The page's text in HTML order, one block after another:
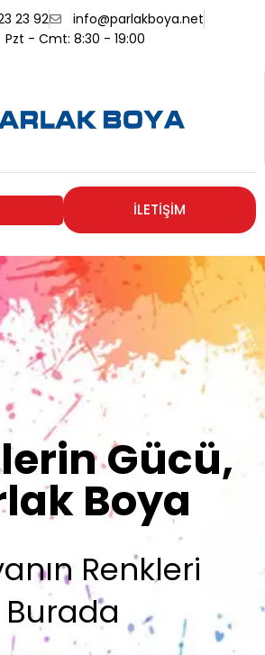
23 92
info@parlakboya.net
Pzt - Cmt: 8:30 - 19:00
İLETİŞİM
İmzanız
Olsun